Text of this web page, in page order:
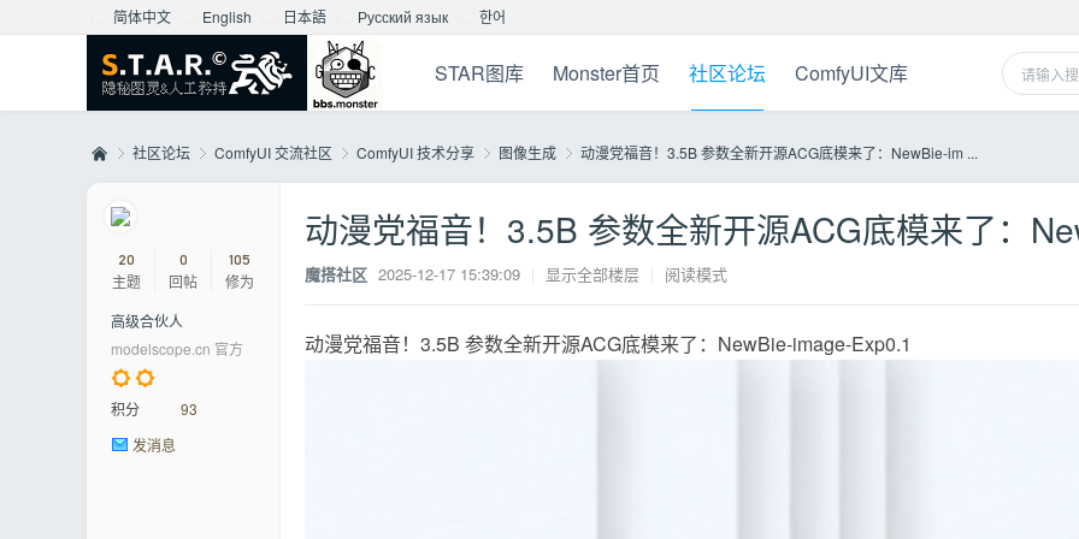
简体中文 English 日本語 Русский язык 한어
STAR图库 Monster首页 社区论坛 ComfyUI文库
社区论坛 ComfyUI 交流社区 ComfyUI 技术分享 图像生成 动漫党福音！3.5B 参数全新开源ACG底模来了：NewBie-im ...
20
主题
0
回帖
105
修为
高级合伙人
modelscope.cn 官方
积分
93
发消息
动漫党福音！3.5B 参数全新开源ACG底模来了：
魔搭社区 2025-12-17 15:39:09 | 显示全部楼层 | 阅读模式
动漫党福音！3.5B 参数全新开源ACG底模来了：NewBie-image-Exp0.1